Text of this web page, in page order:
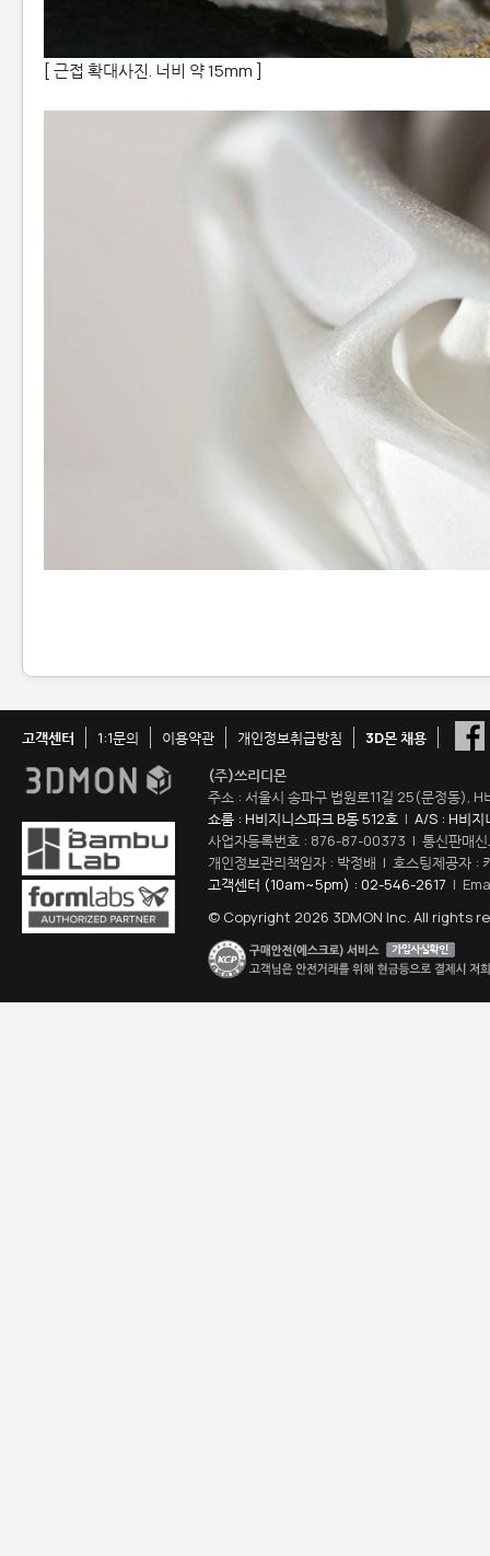
[ 근접 확대사진. 너비 약 15mm ]
고객센터 1:1문의 이용약관 개인정보취급방침
3D몬 채용
(주)쓰리디몬
주소 : 서울시 송파구 법원로11길 25(문정동),
쇼룸 : H비지니스파크 B동 512호 | A/S : H비지
사업자등록번호 : 876-87-00373 | 통신판매
개인정보관리책임자 : 박정배 | 호스팅제공자 :
고객센터 (10am~5pm) : 02-546-2617 |
© Copyright 2026 3DMON Inc. All rights